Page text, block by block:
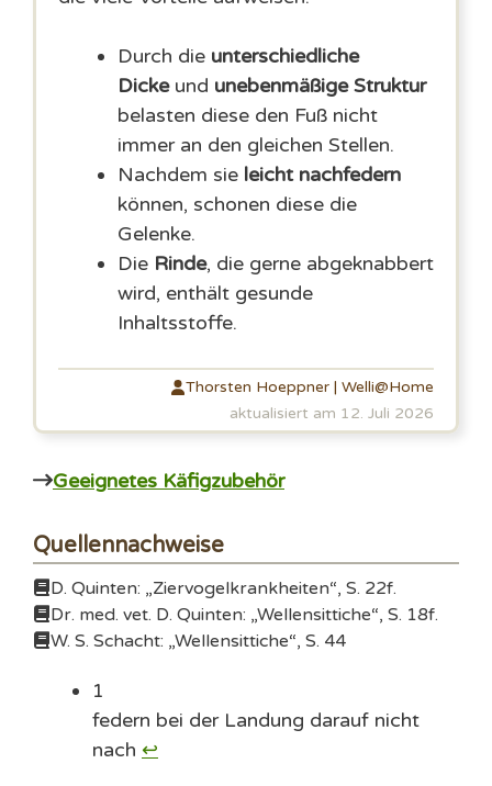
Durch die unterschiedliche
Dickeund unebenmäßige Struktur
belasten diese den Fuß nicht
immer an den gleichen Stellen.
Nachdem sie leicht nachfedern
können, schonen diese die
Gelenke.
Die Rinde, die gerne abgeknabbert
wird, enthält gesunde
Inhaltsstoffe.
Thorsten Hoeppner | Welli@Home
aktualisiert am 12. Juli 2026
Geeignetes Käfigzubehör
Quellennachweise
D. Quinten: „Ziervogelkrankheiten“, S. 22f.
Dr. med. vet. D. Quinten: „Wellensittiche“, S. 18f.
W. S. Schacht: „Wellensittiche“, S. 44
1
federn bei der Landung darauf nicht
nach ↩︎